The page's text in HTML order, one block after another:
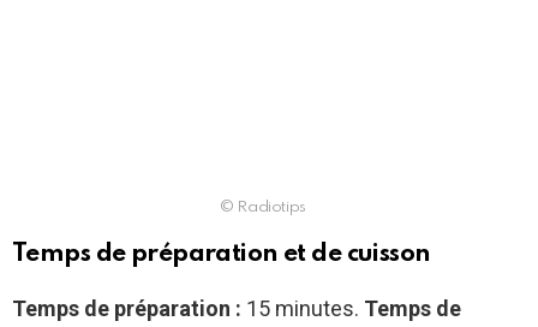
© Radiotips
Temps de préparation et de cuisson
Temps de préparation : 15 minutes. Temps de